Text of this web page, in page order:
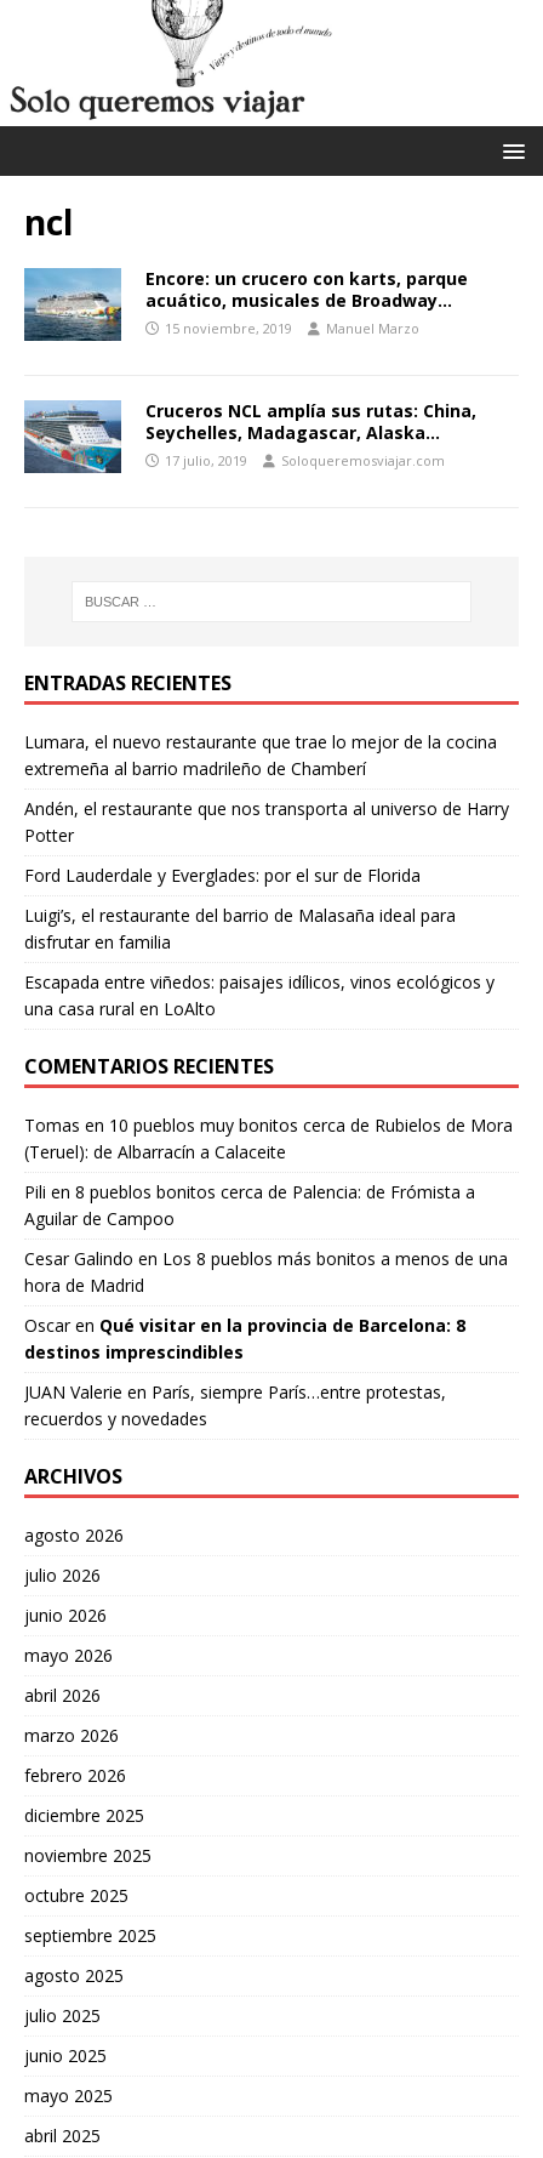
ncl
Encore: un crucero con karts, parque
acuático, musicales de Broadway…
15 noviembre, 2019 Manuel Marzo
Cruceros NCL amplía sus rutas: China,
Seychelles, Madagascar, Alaska…
17 julio, 2019 Soloqueremosviajar.com
ENTRADAS RECIENTES
Lumara, el nuevo restaurante que trae lo mejor de la cocina
extremeña al barrio madrileño de Chamberí
Andén, el restaurante que nos transporta al universo de Harry
Potter
Ford Lauderdale y Everglades: por el sur de Florida
Luigi’s, el restaurante del barrio de Malasaña ideal para
disfrutar en familia
Escapada entre viñedos: paisajes idílicos, vinos ecológicos y
una casa rural en LoAlto
COMENTARIOS RECIENTES
Tomas en 10 pueblos muy bonitos cerca de Rubielos de Mora
(Teruel): de Albarracín a Calaceite
Pili en 8 pueblos bonitos cerca de Palencia: de Frómista a
Aguilar de Campoo
Cesar Galindo en Los 8 pueblos más bonitos a menos de una
hora de Madrid
Oscaren Qué visitar en la provincia de Barcelona: 8
destinos imprescindibles
JUAN Valerie en París, siempre París…entre protestas,
recuerdos y novedades
ARCHIVOS
agosto 2026
julio 2026
junio 2026
mayo 2026
abril 2026
marzo 2026
febrero 2026
diciembre 2025
noviembre 2025
octubre 2025
septiembre 2025
agosto 2025
julio 2025
junio 2025
mayo 2025
abril 2025